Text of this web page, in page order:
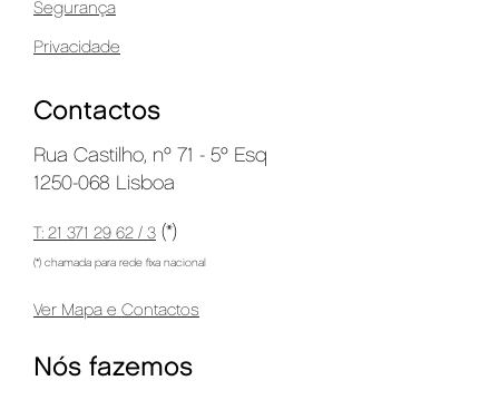
Segurança
Privacidade
Contactos
Rua Castilho, nº 71 - 5º Esq
1250-068 Lisboa
T: 21 371 29 62 / 3 (*)
(*) chamada para rede fixa nacional
Ver Mapa e Contactos
Nós fazemos